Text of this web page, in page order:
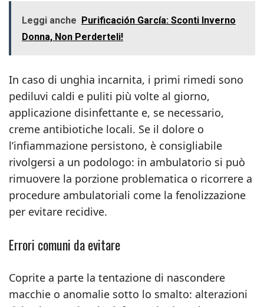
Leggi anche Purificación García: Sconti Inverno
Donna, Non Perderteli!
In caso di unghia incarnita, i primi rimedi sono
pediluvi caldi e puliti più volte al giorno,
applicazione disinfettante e, se necessario,
creme antibiotiche locali. Se il dolore o
l’infiammazione persistono, è consigliabile
rivolgersi a un podologo: in ambulatorio si può
rimuovere la porzione problematica o ricorrere a
procedure ambulatoriali come la fenolizzazione
per evitare recidive.
Errori comuni da evitare
Coprite a parte la tentazione di nascondere
macchie o anomalie sotto lo smalto: alterazioni